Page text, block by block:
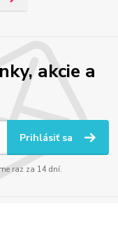
akcie a
Prihlásiť sa
raz za 14 dní.